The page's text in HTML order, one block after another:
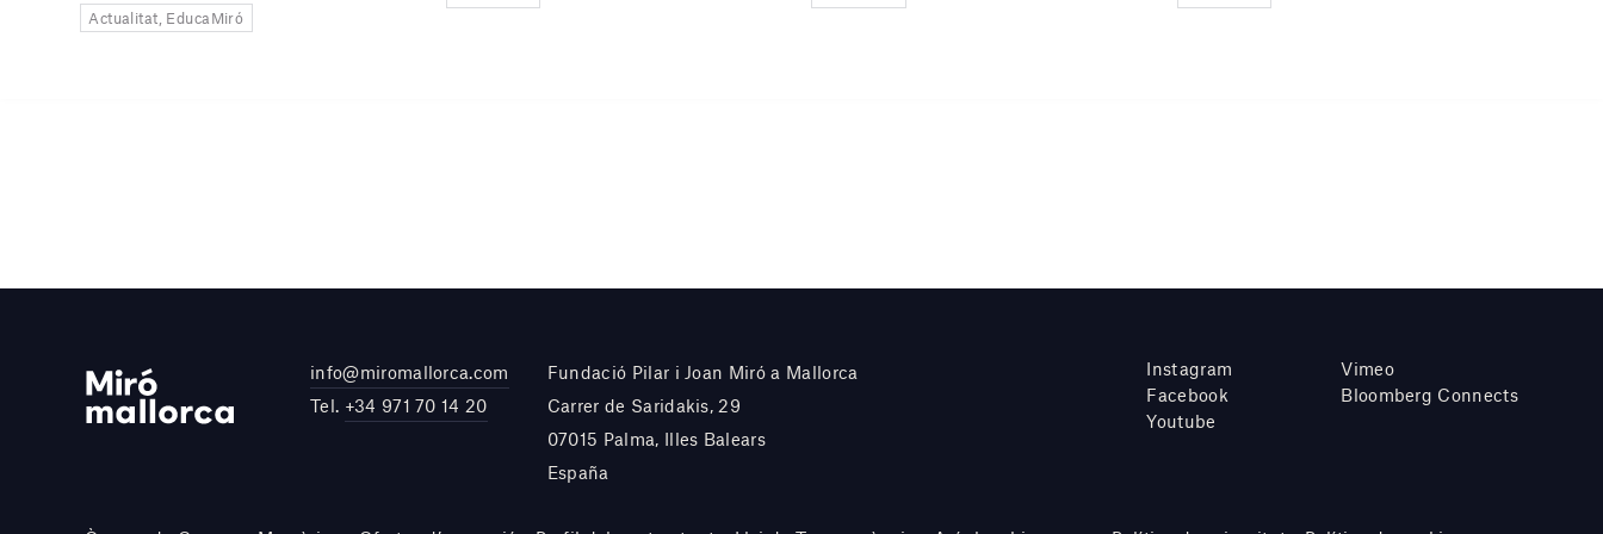
Actualitat, EducaMiró
info@miromallorca.com
Tel. +34 971 70 14 20
Fundació Pilar i Joan Miró a Mallorca
Carrer de Saridakis, 29
07015 Palma, Illes Balears
España
Instagram
Facebook
Youtube
Vimeo
Bloomberg Connects